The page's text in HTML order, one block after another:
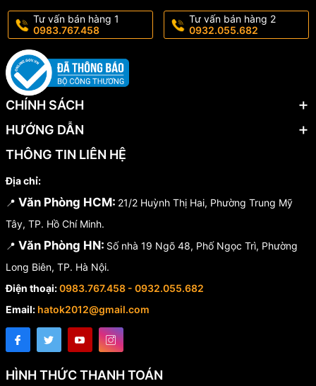
Tư vấn bán hàng 1
0983.767.458
Tư vấn bán hàng 2
0932.055.682
CHÍNH SÁCH
HƯỚNG DẪN
THÔNG TIN LIÊN HỆ
Địa chỉ:
📍 Văn Phòng HCM: 21/2 Huỳnh Thị Hai, Phường Trung Mỹ
Tây, TP. Hồ Chí Minh.
📍 Văn Phòng HN: Số nhà 19 Ngõ 48, Phố Ngọc Trì, Phường
Long Biên, TP. Hà Nội.
Điện thoại:0983.767.458 - 0932.055.682
Email: hatok2012@gmail.com
HÌNH THỨC THANH TOÁN